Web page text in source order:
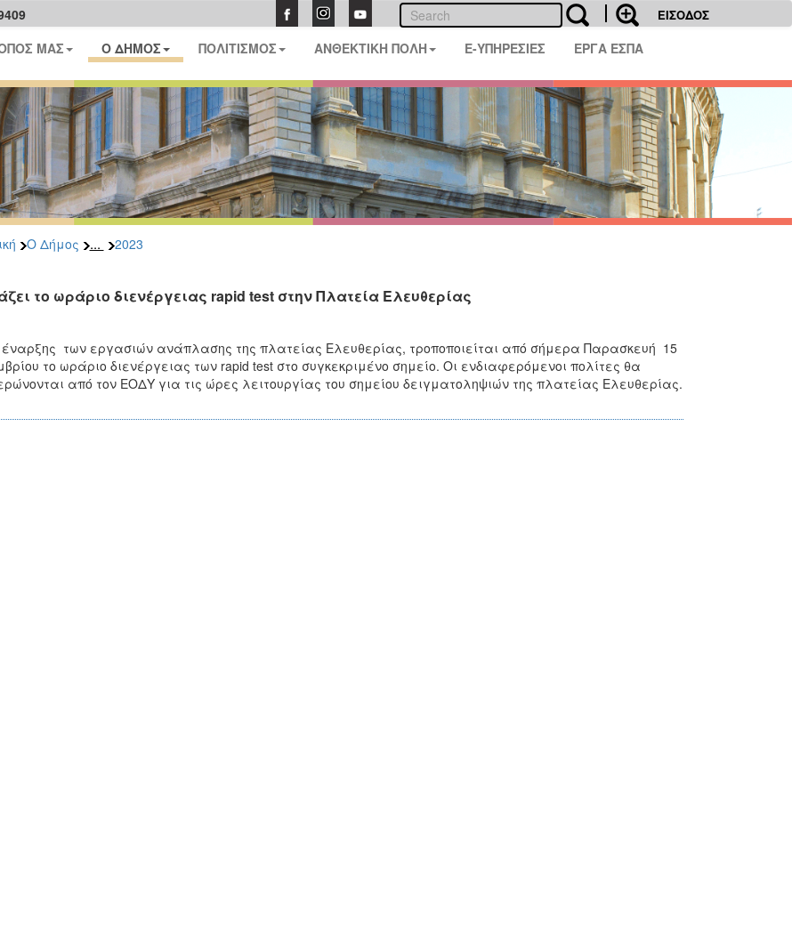
ΕΙΣΟΔΟΣ
ΜΑΣ Ο ΔΗΜΟΣ ΠΟΛΙΤΙΣΜΟΣ ΑΝΘΕΚΤΙΚΗ ΠΟΛΗ E-ΥΠΗΡΕΣΙΕΣ ΕΡΓΑ ΕΣΠΑ
Ο Δήμος ... 2023
το ωράριο διενέργειας rapid test στην Πλατεία Ελευθερίας
των εργασιών ανάπλασης της πλατείας Ελευθερίας, τροποποιείται από σήμερα Παρασκευή 15
το ωράριο διενέργειας των rapid test στο συγκεκριμένο σημείο. Οι ενδιαφερόμενοι πολίτες θα
από τον ΕΟΔΥ για τις ώρες λειτουργίας του σημείου δειγματοληψιών της πλατείας Ελευθερίας.